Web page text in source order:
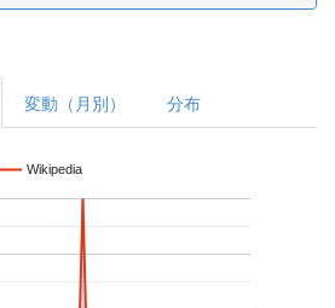
変動（月別） 分布
Wikipedia